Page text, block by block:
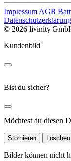
Impressum AGB
Datenschutzerklärung
© 2026 livinity
Kundenbild
Bist du sicher?
Möchtest du diesen
Stornieren Löschen
Bilder können nicht